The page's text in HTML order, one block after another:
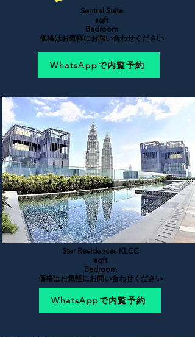
Sentral Suite
sqft
Bedroom
価格はお気軽にお問い合わせください
WhatsAppで内覧予約
Star Residences KLCC
sqft
Bedroom
価格はお気軽にお問い合わせください
WhatsAppで内覧予約